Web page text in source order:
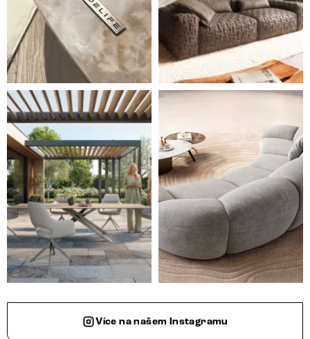
Styl, odolnost a společné chvíle pod širým nebem.
Ne každá pohovka je jen
Více na našem Instagramu